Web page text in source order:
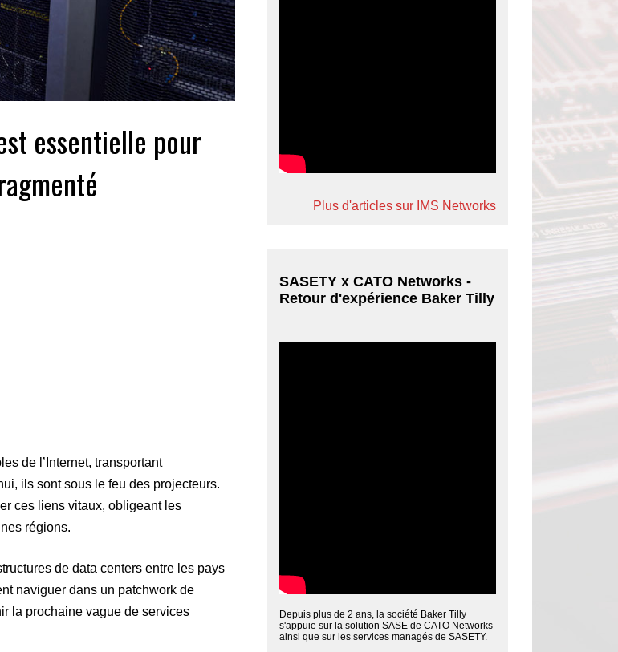
essentielle pour
de l’Internet, transportant
ils sont sous le feu des projecteurs.
ces liens vitaux, obligeant les
régions.
de data centers entre les pays
naviguer dans un patchwork de
la prochaine vague de services
Plus d'articles sur IMS Networks
SASETY x CATO Networks -
Retour d'expérience Baker Tilly
Depuis plus de 2 ans, la société Baker Tilly
s'appuie sur la solution SASE de CATO Networks
ainsi que sur les services managés de SASETY.